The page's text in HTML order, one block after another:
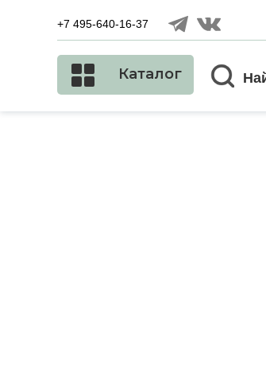
Каталог
+7 495-640-16-37